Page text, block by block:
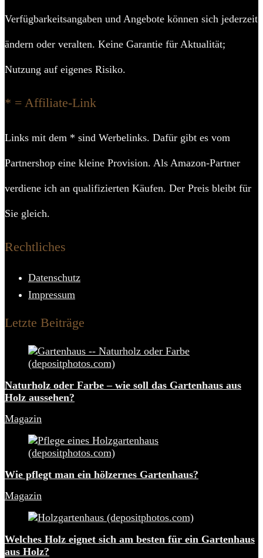
Verfügbarkeitsangaben und Angebote können sich jederzeit
ändern oder veralten. Keine Garantie für Aktualität;
Nutzung auf eigenes Risiko.
* = Affiliate-Link
Links mit dem * sind Werbelinks. Dafür gibt es vom
Partnershop eine kleine Provision. Als Amazon-Partner
verdiene ich an qualifizierten Käufen. Der Preis bleibt für
Sie gleich.
Rechtliches
Datenschutz
Impressum
Letzte Beiträge
Naturholz oder Farbe – wie soll das Gartenhaus aus
Holz aussehen?
Magazin
Wie pflegt man ein hölzernes Gartenhaus?
Magazin
Welches Holz eignet sich am besten für ein Gartenhaus
aus Holz?